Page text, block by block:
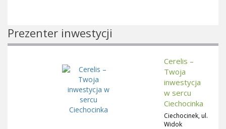
Prezenter inwestycji
Cerelis –
Twoja
inwestycja
w sercu
Ciechocinka
Ciechocinek, ul.
Widok